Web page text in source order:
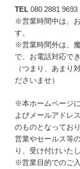
TEL 080 2881 9693
※営業時間中は、
す。
※営業時間外は、
で、お電話対応で
（つまり、あまり
ださいませ）
※本ホームページ
よびメールアドレ
のものとなっており
営業やセールス等
り、受け付けいた
※営業目的でのご